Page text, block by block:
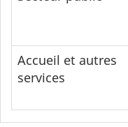
Accueil et autres
services